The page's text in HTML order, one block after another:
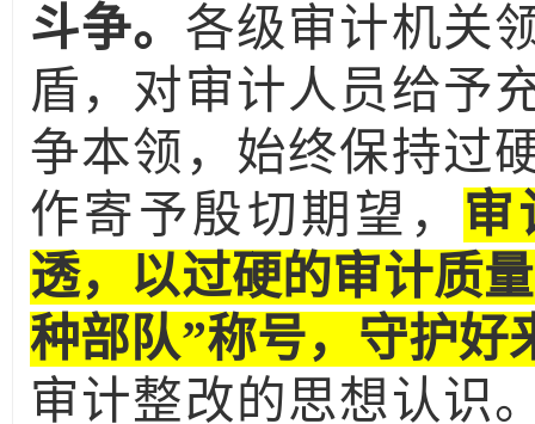
斗争。 各级审计机关
盾，对审计人员给予
争本领，始终保持过
作寄予殷切期望， 审
透，以过硬的审计质
种部队”称号，守护好
审计整改的思想认识